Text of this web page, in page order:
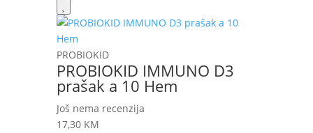
PROBIOKID
PROBIOKID IMMUNO D3
prašak a 10 Hem
Još nema recenzija
17,30 KM